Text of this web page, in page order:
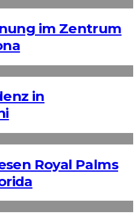
im Zentrum
in
Royal Palms